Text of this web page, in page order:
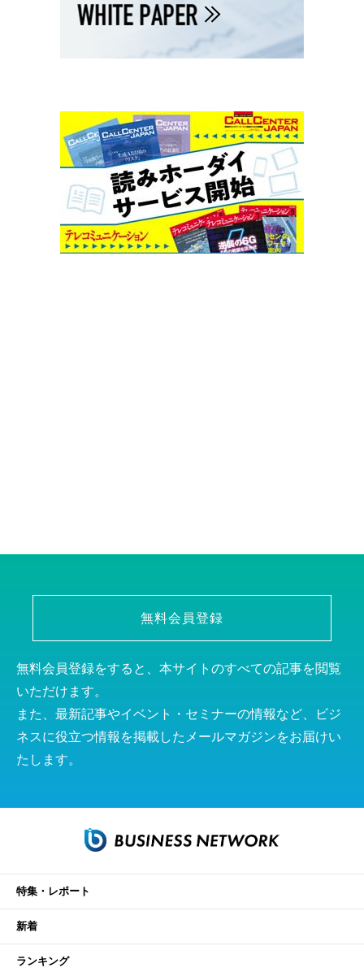
無料会員登録
無料会員登録をすると、本サイトのすべての記事を閲覧
いただけます。
また、最新記事やイベント・セミナーの情報など、ビジ
ネスに役立つ情報を掲載したメールマガジンをお届けい
たします。
特集・レポート
新着
ランキング